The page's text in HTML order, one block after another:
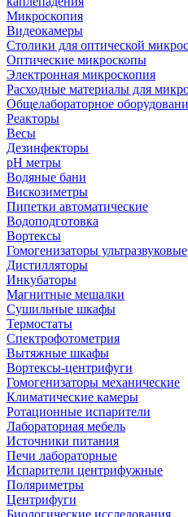
Микроскопия
Видеокамеры
Столики для оптической
Оптические микроскопы
Электронная микроскопия
Расходные материалы для
Общелабораторное
Реакторы
Весы
Дезинфекторы
рН метры
Водяные бани
Вискозиметры
Пипетки автоматические
Водоподготовка
Вортексы
Гомогенизаторы ультразвуковые
Дистилляторы
Инкубаторы
Магнитные мешалки
Сушильные шкафы
Термостаты
Спектрофотометрия
Вытяжные шкафы
Вортексы-центрифуги
Гомогенизаторы механические
Климатические камеры
Ротационные испарители
Лабораторная мебель
Источники питания
Печи лабораторные
Испарители центрифужные
Поляриметры
Центрифуги
Биологические исследования